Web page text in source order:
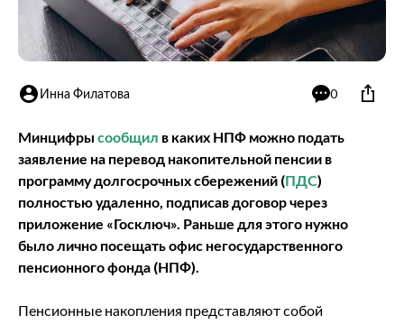
Инна Филатова 0
Минцифры сообщил в каких НПФ можно подать
заявление на перевод накопительной пенсии в
программу долгосрочных сбережений (ПДС)
полностью удаленно, подписав договор через
приложение «Госключ». Раньше для этого нужно
было лично посещать офис негосударственного
пенсионного фонда (НПФ).
Пенсионные накопления представляют собой